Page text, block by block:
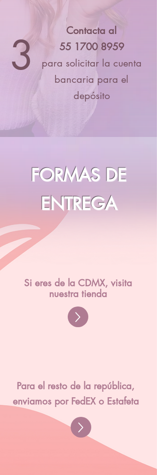
3
Contacta al
55 1700 8959
para solicitar la cuenta
bancaria para el
depósito
FORMAS DE
ENTREGA
Si eres de la CDMX, visita
nuestra tienda
Para el resto de la república,
enviamos por FedEX o Estafeta